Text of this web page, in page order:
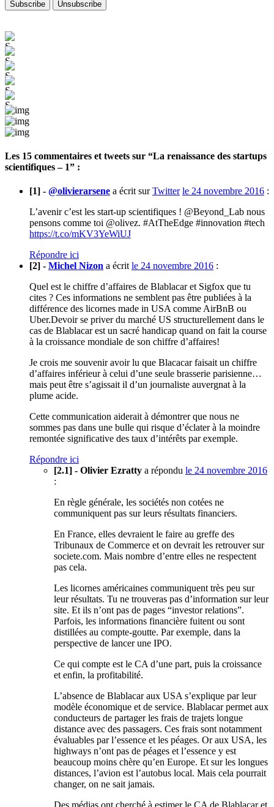
Les 15 commentaires et tweets sur “La renaissance des startups
scientifiques – 1” :
[1] - @olivierarsene a écrit surTwitter le 24 novembre 2016 :
L’avenir c’est les start-up scientifiques ! @Beyond_Lab nous
pensons comme toi @olivez. #AtTheEdge #innovation #tech
https://t.co/mKV3YeWiUJ
Répondre ici
[2] - Michel Nizon a écrit le 24 novembre 2016 :
Quel est le chiffre d’affaires de Blablacar et Sigfox que tu
cites ? Ces informations ne semblent pas être publiées à la
différence des licornes made in USA comme AirBnB ou
Uber.Devoir se priver du marché US structurellement dans le
cas de Blablacar est un sacré handicap quand on fait la course
à la croissance mondiale de son chiffre d’affaires!
Je crois me souvenir avoir lu que Blacacar faisait un chiffre
d’affaires inférieur à celui d’une seule brasserie parisienne…
mais peut être s’agissait il d’un journaliste auvergnat à la
plume acide.
Cette communication aiderait à démontrer que nous ne
sommes pas dans une bulle qui risque d’éclater à la moindre
remontée significative des taux d’intérêts par exemple.
Répondre ici
[2.1] - Olivier Ezratty a répondu le 24 novembre 2016
:
En règle générale, les sociétés non cotées ne
communiquent pas sur leurs résultats financiers.
En France, elles devraient le faire au greffe des
Tribunaux de Commerce et on devrait les retrouver sur
societe.com. Mais nombre d’entre elles ne respectent
pas cela.
Les licornes américaines communiquent très peu sur
leur résultats. Tu ne trouveras pas d’information sur leur
site. Et ils n’ont pas de pages “investor relations”.
Parfois, les informations financière fuitent ou sont
distillées au compte-goutte. Par exemple, dans la
perspective de lancer une IPO.
Ce qui compte est le CA d’une part, puis la croissance
et enfin, la profitabilité.
L’absence de Blablacar aux USA s’explique par leur
modèle économique et de service. Blablacar permet aux
conducteurs de partager les frais de trajets longue
distance avec des passagers. Ces frais sont notamment
évaluables par l’essence et les péages. Or aux USA, les
highways n’ont pas de péages et l’essence y est
beaucoup moins chère qu’en Europe. Et sur les longues
distances, l’avion est l’autobus local. Mais cela pourrait
changer, on ne sait jamais.